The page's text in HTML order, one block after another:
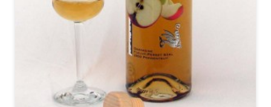
*Details